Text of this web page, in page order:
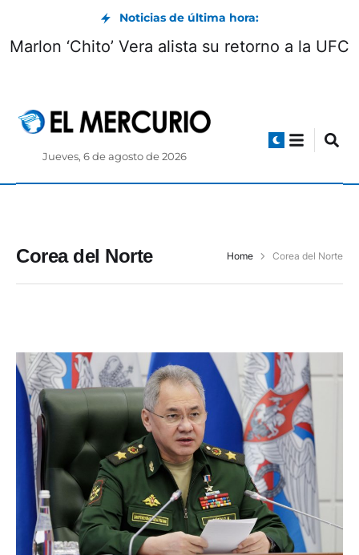
Noticias de última hora:
Marlon ‘Chito’ Vera alista su retorno a la UFC
Jueves, 6 de agosto de 2026
Corea del Norte Home Corea del Norte